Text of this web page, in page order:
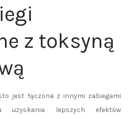
z toksyną
jest łączona z innymi zabiegami
uzyskania lepszych efektów